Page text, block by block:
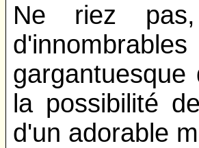
Ne riez
la possibilité
d'un adorable